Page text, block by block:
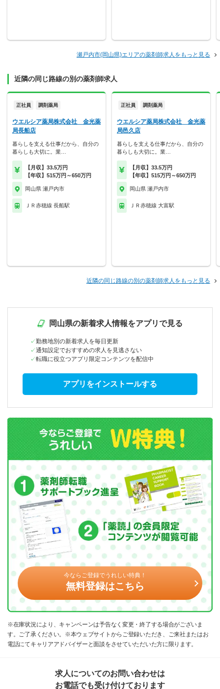
瀬戸内市(岡山県)エリアの薬剤師求人をもっと見る
近隣の同じ路線の別の薬剤師求人
正社員 調剤薬局
ウエルシア薬局株式会社 金光薬
局長船店
暮らしを支える仕事だから、自分の
暮らしも大切に。業…
【月収】33.5万円
【年収】515万円～650万円
岡山県 瀬戸内市
ＪＲ赤穂線 長船駅
正社員 調剤薬局
ウエルシア薬局株式会社 金光薬
局邑久店
暮らしを支える仕事だから、自分の
暮らしも大切に。業…
【月収】33.5万円
【年収】515万円～650万円
岡山県 瀬戸内市
ＪＲ赤穂線 大富駅
近隣の同じ路線の別の薬剤師求人をもっと見る
岡山県の新着求人情報をアプリで見る
勤務地別の新着求人を毎日更新
通知設定でおすすめの求人を見逃さない
転職に役立つアプリ限定コンテンツを配信中
アプリをインストールする
今ならご登録でうれしい特典！
無料登録はこちら
※在庫状況により、キャンペーンは予告なく変更・終了する場合がございま
す。ご了承ください。※本ウェブサイトからご登録いただき、ご来社またはお
電話にてキャリアアドバイザーと面談をさせていただいた方に限ります。
求人についてのお問い合わせは
お電話でも受け付けております